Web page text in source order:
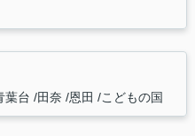
葉台 田奈 恩田 こどもの国